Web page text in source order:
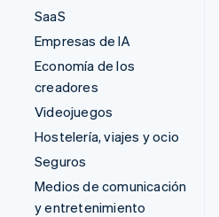
SaaS
Empresas de IA
Economía de los
creadores
Videojuegos
Hostelería, viajes y ocio
Seguros
Medios de comunicación
y entretenimiento